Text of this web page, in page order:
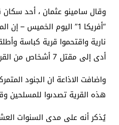
وقال سامينو عثمان ، أحد
“أفريكا 1” اليوم الخميس
نارية واقتحموا قرية كباسة
أدى إلى مقتل 7 أشخاص من القرية.
واضافت الاذاعة ان الجنود
هذه القرية تصدىوا للمسلحين
يُذكر أنه على مدى السنوات